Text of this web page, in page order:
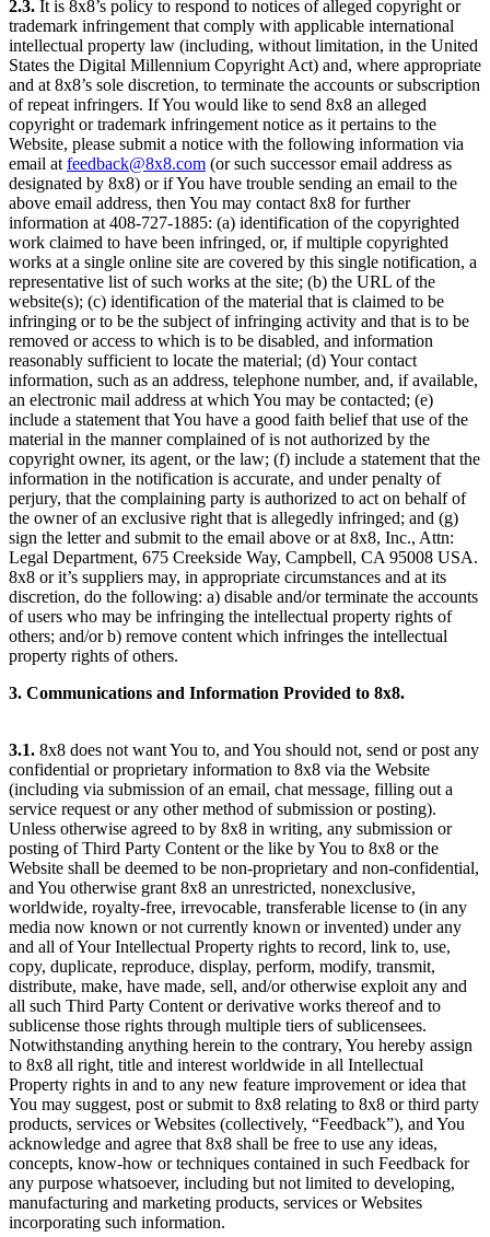
2.3. It is 8x8’s policy to respond to notices of alleged copyright or
trademark infringement that comply with applicable international
intellectual property law (including, without limitation, in the United
States the Digital Millennium Copyright Act) and, where appropriate
and at 8x8’s sole discretion, to terminate the accounts or subscription
of repeat infringers. If You would like to send 8x8 an alleged
copyright or trademark infringement notice as it pertains to the
Website, please submit a notice with the following information via
email at feedback@8x8.com (or such successor email address as
designated by 8x8) or if You have trouble sending an email to the
above email address, then You may contact 8x8 for further
information at 408-727-1885: (a) identification of the copyrighted
work claimed to have been infringed, or, if multiple copyrighted
works at a single online site are covered by this single notification, a
representative list of such works at the site; (b) the URL of the
website(s); (c) identification of the material that is claimed to be
infringing or to be the subject of infringing activity and that is to be
removed or access to which is to be disabled, and information
reasonably sufficient to locate the material; (d) Your contact
information, such as an address, telephone number, and, if available,
an electronic mail address at which You may be contacted; (e)
include a statement that You have a good faith belief that use of the
material in the manner complained of is not authorized by the
copyright owner, its agent, or the law; (f) include a statement that the
information in the notification is accurate, and under penalty of
perjury, that the complaining party is authorized to act on behalf of
the owner of an exclusive right that is allegedly infringed; and (g)
sign the letter and submit to the email above or at 8x8, Inc., Attn:
Legal Department, 675 Creekside Way, Campbell, CA 95008 USA.
8x8 or it’s suppliers may, in appropriate circumstances and at its
discretion, do the following: a) disable and/or terminate the accounts
of users who may be infringing the intellectual property rights of
others; and/or b) remove content which infringes the intellectual
property rights of others.
3. Communications and Information Provided to 8x8.
3.1. 8x8 does not want You to, and You should not, send or post any
confidential or proprietary information to 8x8 via the Website
(including via submission of an email, chat message, filling out a
service request or any other method of submission or posting).
Unless otherwise agreed to by 8x8 in writing, any submission or
posting of Third Party Content or the like by You to 8x8 or the
Website shall be deemed to be non-proprietary and non-confidential,
and You otherwise grant 8x8 an unrestricted, nonexclusive,
worldwide, royalty-free, irrevocable, transferable license to (in any
media now known or not currently known or invented) under any
and all of Your Intellectual Property rights to record, link to, use,
copy, duplicate, reproduce, display, perform, modify, transmit,
distribute, make, have made, sell, and/or otherwise exploit any and
all such Third Party Content or derivative works thereof and to
sublicense those rights through multiple tiers of sublicensees.
Notwithstanding anything herein to the contrary, You hereby assign
to 8x8 all right, title and interest worldwide in all Intellectual
Property rights in and to any new feature improvement or idea that
You may suggest, post or submit to 8x8 relating to 8x8 or third party
products, services or Websites (collectively, “Feedback”), and You
acknowledge and agree that 8x8 shall be free to use any ideas,
concepts, know-how or techniques contained in such Feedback for
any purpose whatsoever, including but not limited to developing,
manufacturing and marketing products, services or Websites
incorporating such information.